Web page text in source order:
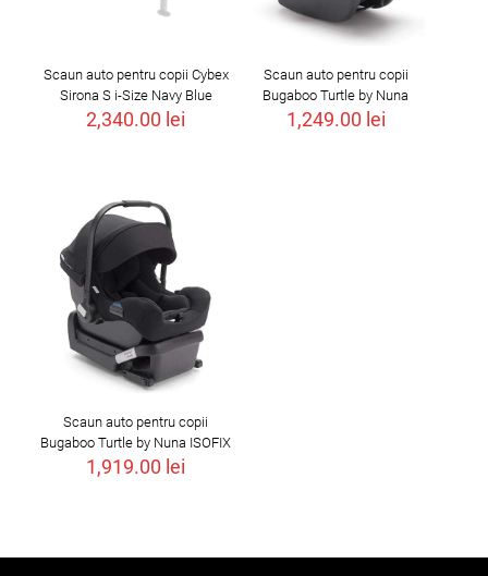
Scaun auto pentru copii Cybex
Sirona S i-Size Navy Blue
2,340.00 lei
Scaun auto pentru copii
Bugaboo Turtle by Nuna
1,249.00 lei
Scaun auto pentru copii
Bugaboo Turtle by Nuna ISOFIX
1,919.00 lei